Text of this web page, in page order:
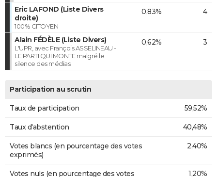
Eric LAFOND (Liste Divers
droite)
100% CITOYEN
0,83% 4
Alain FÉDÈLE (Liste Divers)
L'UPR, avec François ASSELINEAU -
LE PARTI QUI MONTE malgré le
silence des médias
0,62% 3
Participation au scrutin
Taux de participation 59,52%
Taux d'abstention 40,48%
Votes blancs (en pourcentage des votes
exprimés)
2,40%
Votes nuls (en pourcentage des votes
1,20%